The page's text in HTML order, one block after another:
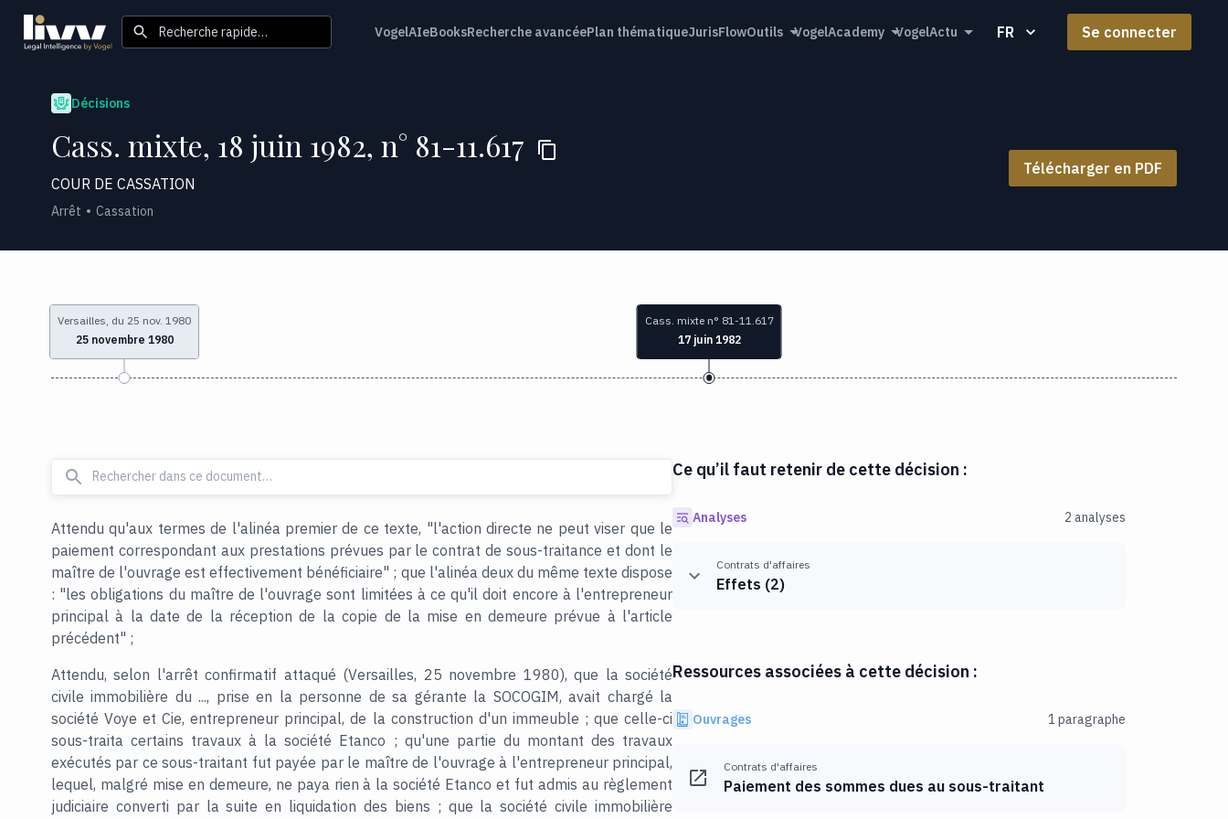
Recherche rapide… VogelAIeBooksRecherche avancéePlan thématiqueJurisFlowOutils VogelAcademy VogelActu FR Se connecter
Décisions
Cass. mixte, 18 juin 1982, n° 81-11.617
COUR DE CASSATION
Télécharger en PDF
Arrêt Cassation
Versailles, du 25 nov. 1980
25 novembre 1980
Cass. mixte n° 81-11.617
17 juin 1982
Attendu qu'aux termes de l'alinéa premier de ce texte, "l'action directe ne peut viser que le
paiement correspondant aux prestations prévues par le contrat de sous-traitance et dont le
maître de l'ouvrage est effectivement bénéficiaire" ; que l'alinéa deux du même texte dispose
: "les obligations du maître de l'ouvrage sont limitées à ce qu'il doit encore à l'entrepreneur
principal à la date de la réception de la copie de la mise en demeure prévue à l'article
précédent" ;
Attendu, selon l'arrêt confirmatif attaqué (Versailles, 25 novembre 1980), que la société
civile immobilière du ..., prise en la personne de sa gérante la SOCOGIM, avait chargé la
société Voye et Cie, entrepreneur principal, de la construction d'un immeuble ; que celle-ci
sous-traita certains travaux à la société Etanco ; qu'une partie du montant des travaux
exécutés par ce sous-traitant fut payée par le maître de l'ouvrage à l'entrepreneur principal,
lequel, malgré mise en demeure, ne paya rien à la société Etanco et fut admis au règlement
judiciaire converti par la suite en liquidation des biens ; que la société civile immobilière
Ce qu’il faut retenir de cette décision :
Analyses 2 analyses
Contrats d'affaires
Effets (2)
Ressources associées à cette décision :
Ouvrages 1 paragraphe
Contrats d'affaires
Paiement des sommes dues au sous-traitant